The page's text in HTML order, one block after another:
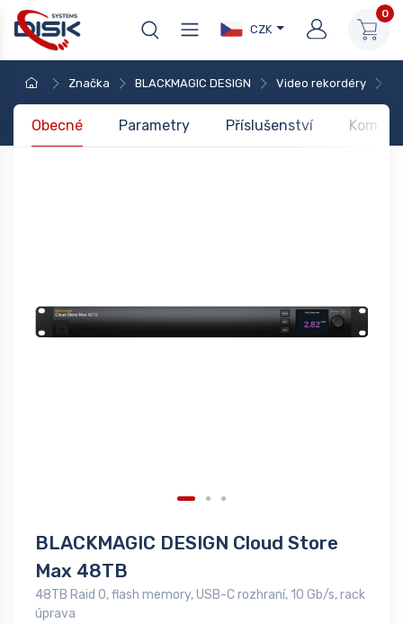
CZK
0
Značka BLACKMAGIC DESIGN Video rekordéry
Obecné Parametry Příslušenství
BLACKMAGIC DESIGN Cloud Store
Max 48TB
48TB Raid 0, flash memory, USB-C rozhraní, 10 Gb/s, rack
úprava